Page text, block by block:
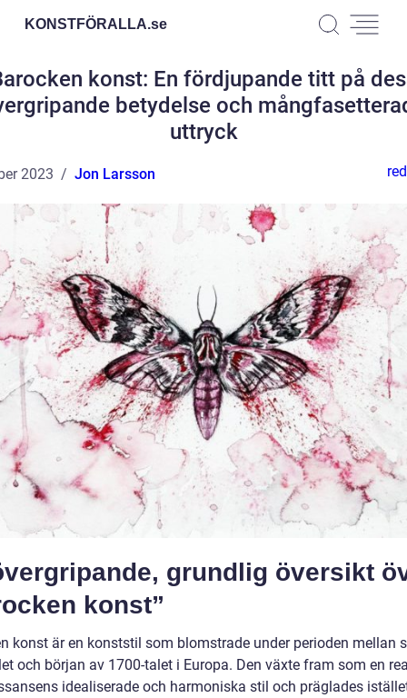
KONSTFÖRALLA.se
konst: En fördjupande titt på
betydelse och
uttryck
2023 Jon Larsson
grundlig översikt
konst”
konst är en konststil som blomstrade under perioden mellan
och början av 1700-talet i Europa. Den växte fram som en
idealiserade och harmoniska stil och präglades